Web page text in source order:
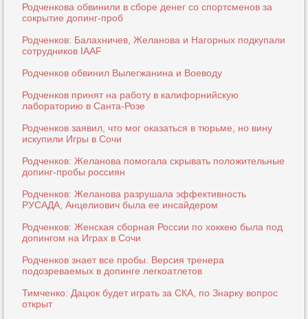
Родченкова обвинили в сборе денег со спортсменов за
сокрытие допинг-проб
Родченков: Балахничев, Желанова и Нагорных подкупали
сотрудников IAAF
Родченков обвинил Вылегжанина и Воеводу
Родченков принят на работу в калифорнийскую
лабораторию в Санта-Розе
Родченков заявил, что мог оказаться в тюрьме, но вину
искупили Игры в Сочи
Родченков: Желанова помогала скрывать положительные
допинг-пробы россиян
Родченков: Желанова разрушала эффективность
РУСАДА, Анцелиович была ее инсайдером
Родченков: Женская сборная России по хоккею была под
допингом на Играх в Сочи
Родченков знает все пробы. Версия тренера
подозреваемых в допинге легкоатлетов
Тимченко: Дацюк будет играть за СКА, по Знарку вопрос
открыт